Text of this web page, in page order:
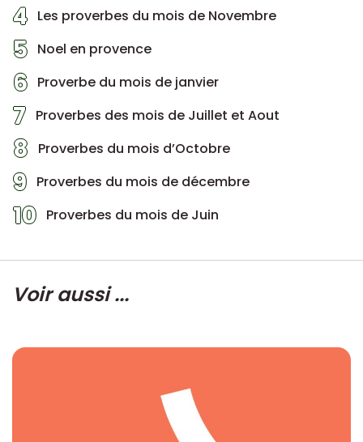
4 Les proverbes du mois de Novembre
5 Noel en provence
6 Proverbe du mois de janvier
7 Proverbes des mois de Juillet et Aout
8 Proverbes du mois d’Octobre
9 Proverbes du mois de décembre
10 Proverbes du mois de Juin
Voir aussi ...